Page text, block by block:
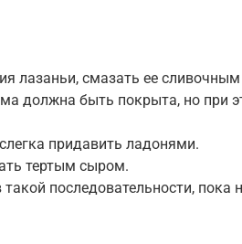
лазаньи, смазать ее
должна быть покрыта, но при
придавить ладонями.
тертым сыром.
последовательности, пока